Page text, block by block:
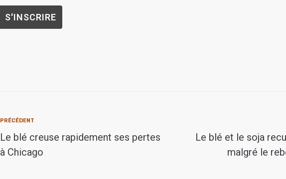
PRÉCÉDENT
Le blé creuse rapidement ses pertes
à Chicago
Le blé et le soja
malgré le